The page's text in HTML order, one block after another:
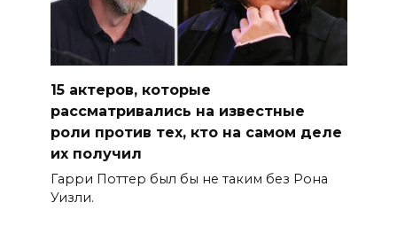
15 актеров, которые
рассматривались на известные
роли против тех, кто на самом деле
их получил
Гарри Поттер был бы не таким без Рона
Уизли.